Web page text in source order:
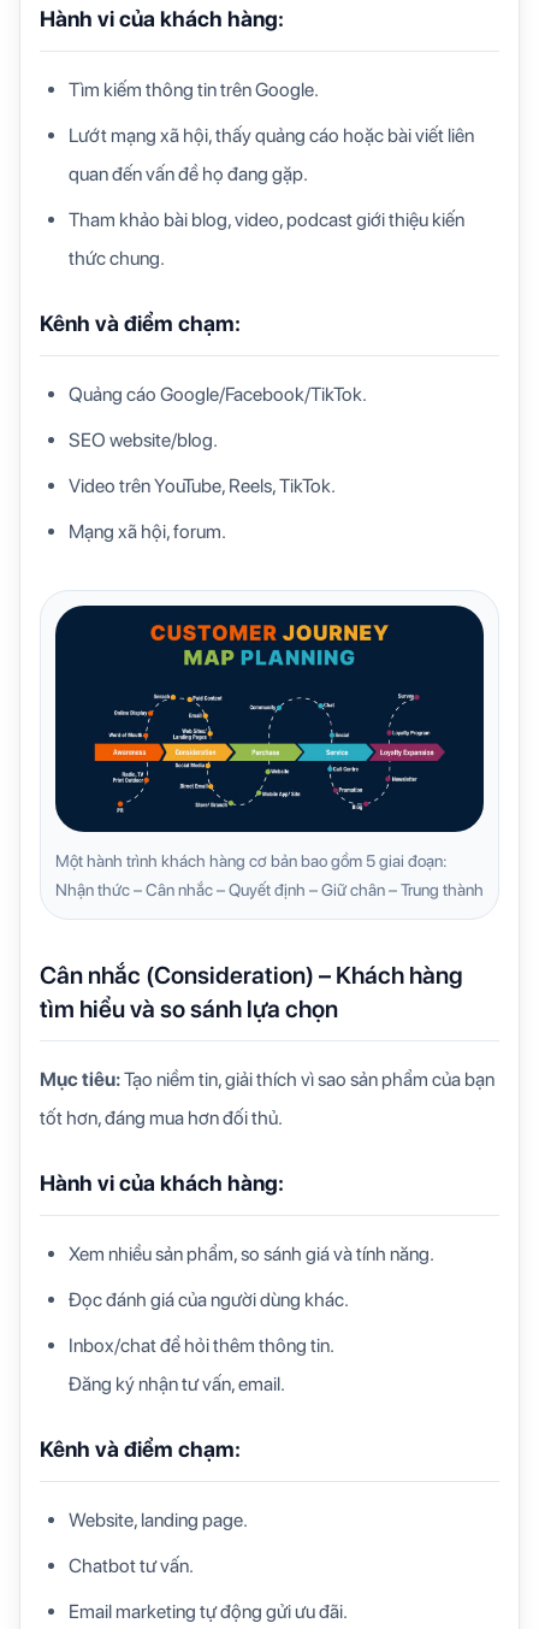
Hành vi của khách hàng:
Tìm kiếm thông tin trên Google.
Lướt mạng xã hội, thấy quảng cáo hoặc bài viết liên
quan đến vấn đề họ đang gặp.
Tham khảo bài blog, video, podcast giới thiệu kiến
thức chung.
Kênh và điểm chạm:
Quảng cáo Google/Facebook/TikTok.
SEO website/blog.
Video trên YouTube, Reels, TikTok.
Mạng xã hội, forum.
Một hành trình khách hàng cơ bản bao gồm 5 giai đoạn:
Nhận thức – Cân nhắc – Quyết định – Giữ chân – Trung thành
Cân nhắc (Consideration) – Khách hàng
tìm hiểu và so sánh lựa chọn
Mục tiêu:Tạo niềm tin, giải thích vì sao sản phẩm của bạn
tốt hơn, đáng mua hơn đối thủ.
Hành vi của khách hàng:
Xem nhiều sản phẩm, so sánh giá và tính năng.
Đọc đánh giá của người dùng khác.
Inbox/chat để hỏi thêm thông tin.
Đăng ký nhận tư vấn, email.
Kênh và điểm chạm:
Website, landing page.
Chatbot tư vấn.
Email marketing tự động gửi ưu đãi.